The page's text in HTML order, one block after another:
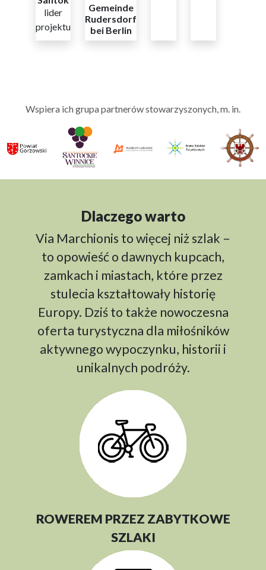
lider
projektu
Gemeinde
Rudersdorf
bei Berlin
Wspiera ich grupa partnerów stowarzyszonych, m. in.
Dlaczego warto
Via Marchionis to więcej niż szlak –
to opowieść o dawnych kupcach,
zamkach i miastach, które przez
stulecia kształtowały historię
Europy. Dziś to także nowoczesna
oferta turystyczna dla miłośników
aktywnego wypoczynku, historii i
unikalnych podróży.
ROWEREM PRZEZ ZABYTKOWE
SZLAKI